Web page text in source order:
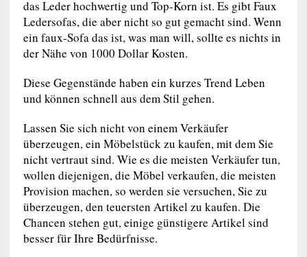
das Leder hochwertig und Top-Korn ist. Es gibt Faux
Ledersofas, die aber nicht so gut gemacht sind. Wenn
ein faux-Sofa das ist, was man will, sollte es nichts in
der Nähe von 1000 Dollar Kosten.
Diese Gegenstände haben ein kurzes Trend Leben
und können schnell aus dem Stil gehen.
Lassen Sie sich nicht von einem Verkäufer
überzeugen, ein Möbelstück zu kaufen, mit dem Sie
nicht vertraut sind. Wie es die meisten Verkäufer tun,
wollen diejenigen, die Möbel verkaufen, die meisten
Provision machen, so werden sie versuchen, Sie zu
überzeugen, den teuersten Artikel zu kaufen. Die
Chancen stehen gut, einige günstigere Artikel sind
besser für Ihre Bedürfnisse.